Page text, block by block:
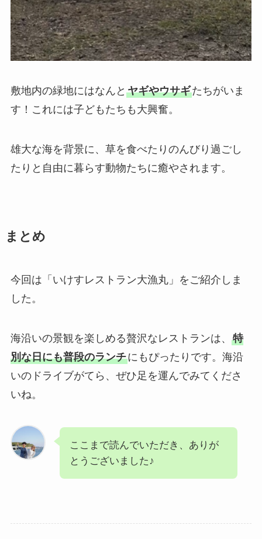
敷地内の緑地にはなんと ヤギやウサギたちがいま
す！これには子どもたちも大興奮。
雄大な海を背景に、草を食べたりのんびり過ごし
たりと自由に暮らす動物たちに癒やされます。
まとめ
今回は「いけすレストラン大漁丸」をご紹介しま
した。
海沿いの景観を楽しめる贅沢なレストランは、 特
別な日にも普段のランチにもぴったりです。海沿
いのドライブがてら、ぜひ足を運んでみてくださ
いね。
ここまで読んでいただき、ありが
とうございました♪